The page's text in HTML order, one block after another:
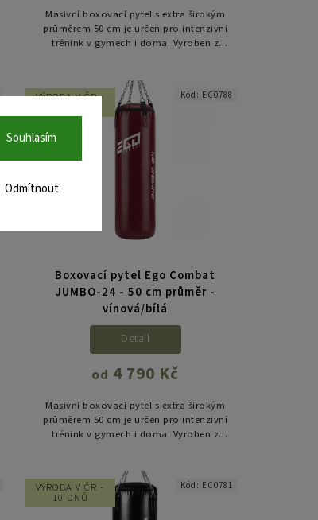
Odmítnout
Souhlasím
Masivní boxovací pytel s extra širokým
průměrem 50 cm je určen pro intenzivní
trénink v gymech i doma. Vyroben z
VÝROBA V ČR -
Boxovací pytel Ego Combat
JUMBO-24 - 50 cm průměr -
vínová/bílá
od 4 790 Kč
Detail
Masivní boxovací pytel s extra širokým
průměrem 50 cm je určen pro intenzivní
trénink v gymech i doma. Vyroben z
Kód: EC0788
VÝROBA V ČR -
10 DNŮ
Kód: EC0781